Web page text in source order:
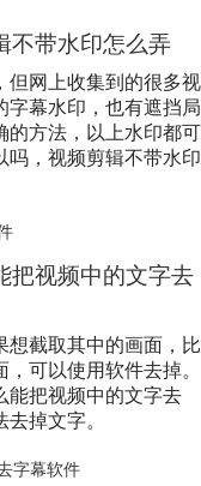
不带水印怎么弄
但网上收集到的很多视
字幕水印，也有遮挡局
的方法，以上水印都可
吗，视频剪辑不带水印
把视频中的文字去
想截取其中的画面，比
可以使用软件去掉。
能把视频中的文字去
掉文字。
字幕软件